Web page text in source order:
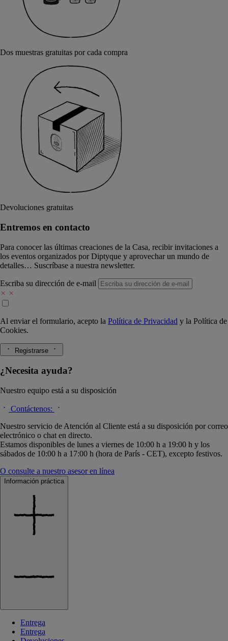
Dos muestras gratuitas por cada compra
Devoluciones gratuitas
Entremos en contacto
Para conocer las últimas creaciones de la Casa, recibir invitaciones a
los eventos organizados por Diptyque y aprovechar un mundo de
detalles… Suscríbase a nuestra newsletter.
Escriba su dirección de e-mail
Al enviar el formulario, acepto la Política de Privacidad y la Política de
Cookies.
Registrarse
¿Necesita ayuda?
Nuestro equipo está a su disposición
Contáctenos:
Nuestro servicio de Atención al Cliente está a su disposición por correo
electrónico o chat en directo.
Estamos disponibles de lunes a viernes de 10:00 h a 19:00 h y los
sábados de 10:00 h a 17:00 h (hora de París - CET), excepto festivos.
O consulte a nuestro asesor en línea
Información práctica
Entrega
Entrega